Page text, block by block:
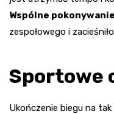
Wspólne
zespołowego i
Sportowe
Ukończenie biegu na